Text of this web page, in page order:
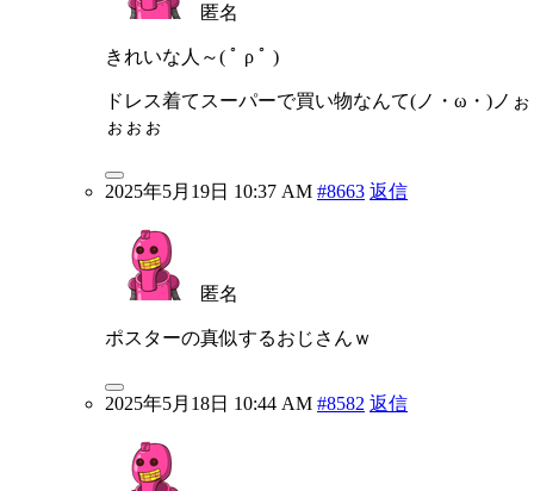
匿名
きれいな人～( ﾟ ρ ﾟ )
ドレス着てスーパーで買い物なんて(ノ・ω・)ノぉ
ぉぉぉ
2025年5月19日 10:37 AM #8663 返信
匿名
ポスターの真似するおじさんｗ
2025年5月18日 10:44 AM #8582 返信